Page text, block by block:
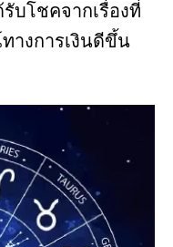
บโชคจากเรื่องที่
างการเงินดีขึ้น